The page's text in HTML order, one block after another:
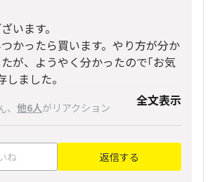
います。
かったら買います。やり方が分か
が、ようやく分かったので｢お気
ました。
、 他6人がリアクション 全文表示
ね 返信する